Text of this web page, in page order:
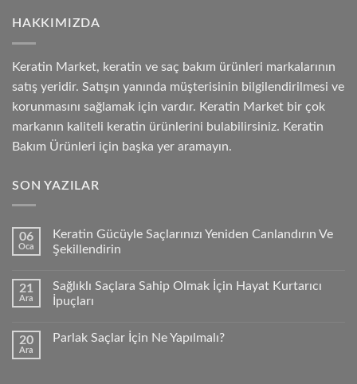
HAKKIMIZDA
Keratin Market, keratin ve saç bakım ürünleri markalarının
satış yeridir. Satışın yanında müşterisinin bilgilendirilmesi ve
korunmasını sağlamak için vardır. Keratin Market bir çok
markanın kaliteli keratin ürünlerini bulabilirsiniz. Keratin
Bakım Ürünleri için başka yer aramayın.
SON YAZILAR
06
Oca
Keratin Gücüyle Saçlarınızı Yeniden Canlandırın Ve
Şekillendirin
21
Ara
Sağlıklı Saçlara Sahip Olmak İçin Hayat Kurtarıcı
İpuçları
20
Ara
Parlak Saçlar İçin Ne Yapılmalı?